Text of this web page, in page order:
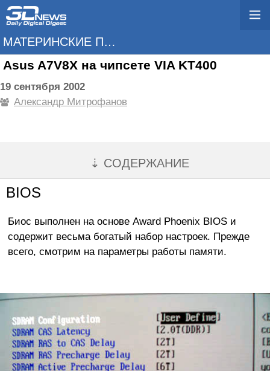
МАТЕРИНСКИЕ ПЛАТЫ
Asus A7V8X на чипсете VIA KT400
19 сентября 2002
Александр Митрофанов
⇣ СОДЕРЖАНИЕ
BIOS
Биос выполнен на основе Award Phoenix BIOS и
содержит весьма богатый набор настроек. Прежде
всего, смотрим на параметры работы памяти.